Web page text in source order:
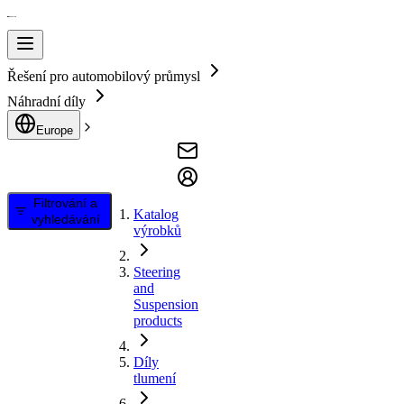
Řešení pro automobilový průmysl
Náhradní díly
Europe
Filtrování a
vyhledávání
Katalog
výrobků
Steering
and
Suspension
products
Díly
tlumení